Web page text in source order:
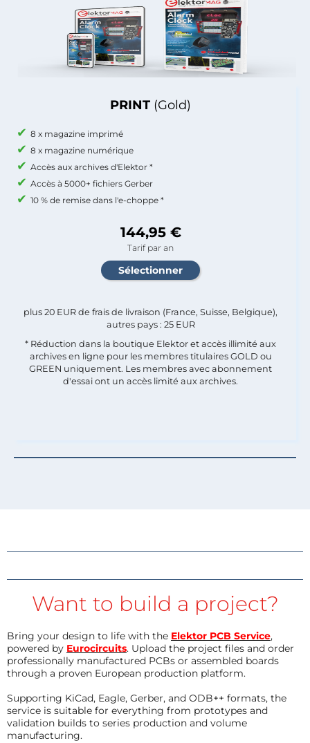
PRINT (Gold)
8 x magazine imprimé
8 x magazine numérique
Accès aux archives d'Elektor *
Accès à 5000+ fichiers Gerber
10 % de remise dans l'e-choppe *
144,95 €
Tarif par an
plus 20 EUR de frais de livraison (France, Suisse, Belgique),
autres pays : 25 EUR
* Réduction dans la boutique Elektor et accès illimité aux
archives en ligne pour les membres titulaires GOLD ou
GREEN uniquement. Les membres avec abonnement
d'essai ont un accès limité aux archives.
Want to build a project?
Bring your design to life with the Elektor PCB Service,
powered by Eurocircuits. Upload the project files and order
professionally manufactured PCBs or assembled boards
through a proven European production platform.
Supporting KiCad, Eagle, Gerber, and ODB++ formats, the
service is suitable for everything from prototypes and
validation builds to series production and volume
manufacturing.